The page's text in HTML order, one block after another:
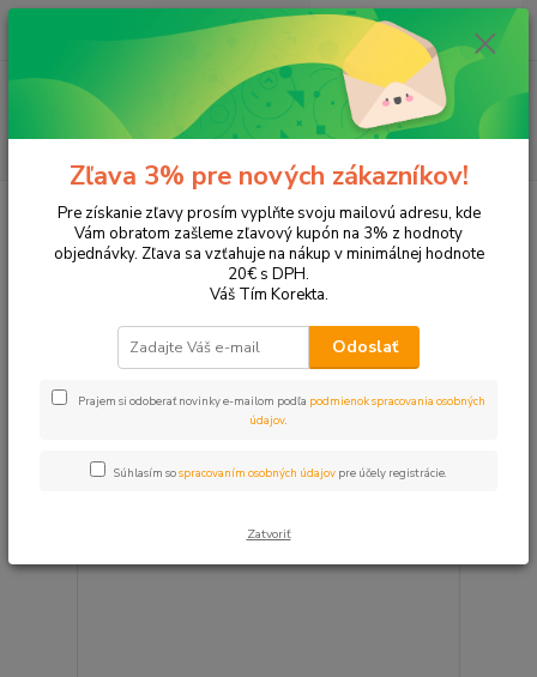
Menu
Hľadať
ks
za 0,00 EUR
Tonery a náplne do tlačiarní Canon MP470
MP470
Upresniť parametre
Najnovšie Najlacnejšie Najdrahšie
Zľava 3% pre nových zákazníkov!
Pre získanie zľavy prosím vyplňte svoju mailovú adresu, kde
Vám obratom zašleme zľavový kupón na 3% z hodnoty
objednávky. Zľava sa vzťahuje na nákup v minimálnej hodnote
20€ s DPH.
Váš Tím Korekta.
Odoslať
Prajem si odoberať novinky e-mailom podľa podmienok spracovania osobných
údajov.
Súhlasím sospracovaním osobných údajov pre účely registrácie.
Zatvoriť